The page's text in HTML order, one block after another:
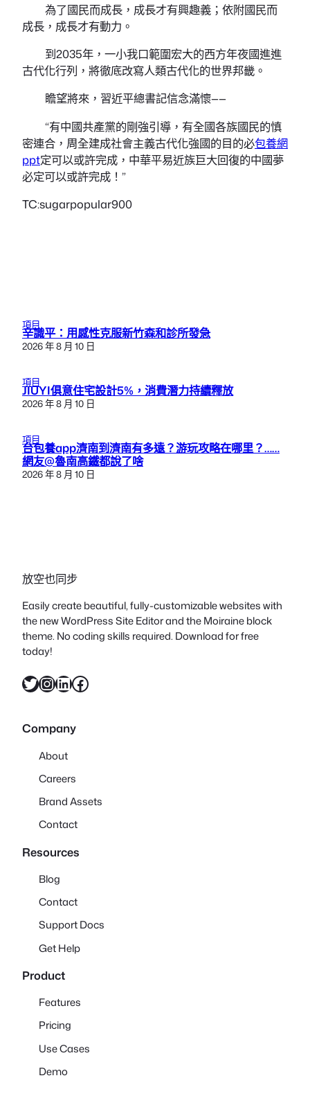
為了國民而成長，成長才有興趣義；依附國民而
成長，成長才有動力。
到2035年，一小我口範圍宏大的西方年夜國進進
古代化行列，將徹底改寫人類古代化的世界邦畿。
瞻望將來，習近平總書記信念滿懷——
“有中國共產黨的剛強引導，有全國各族國民的慎
密連合，周全建成社會主義古代化強國的目的必包養網
ppt定可以或許完成，中華平易近族巨大回復的中國夢
必定可以或許完成！”
TC:sugarpopular900
項目
辛識平：用感性克服新竹森和診所發急
2026 年 8 月 10 日
項目
JIUYI俱意住宅設計5%，消費潛力持續釋放
2026 年 8 月 10 日
項目
台包養app濟南到濟南有多遠？游玩攻略在哪里？……
網友@魯南高鐵都說了啥
2026 年 8 月 10 日
放空也同步
Easily create beautiful, fully-customizable websites with
the new WordPress Site Editor and the Moiraine block
theme. No coding skills required. Download for free
today!
X InstagramLinkedIn Facebook
Company
About
Careers
Brand Assets
Contact
Resources
Blog
Contact
Support Docs
Get Help
Product
Features
Pricing
Use Cases
Demo